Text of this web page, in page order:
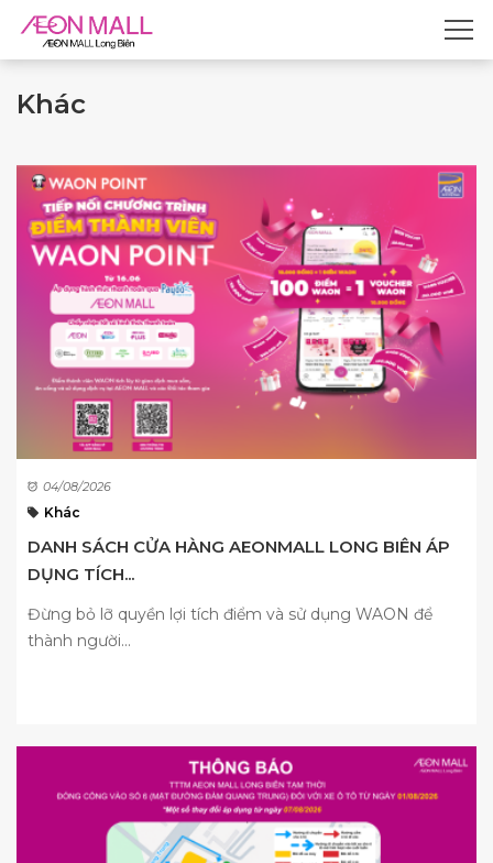
Khác
04/08/2026
Khác
DANH SÁCH CỬA HÀNG AEONMALL LONG BIÊN ÁP
DỤNG TÍCH...
Đừng bỏ lỡ quyền lợi tích điểm và sử dụng WAON để
thành người...